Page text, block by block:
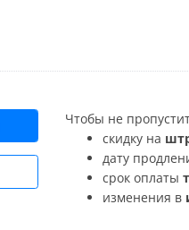
Чтобы не
скидку на
дату
срок оплаты
изменения в